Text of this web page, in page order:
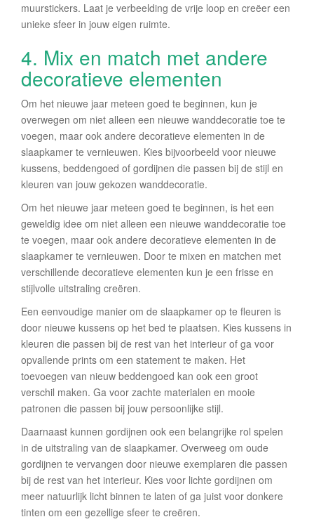
muurstickers. Laat je verbeelding de vrije loop en creëer een
unieke sfeer in jouw eigen ruimte.
4. Mix en match met andere
decoratieve elementen
Om het nieuwe jaar meteen goed te beginnen, kun je
overwegen om niet alleen een nieuwe wanddecoratie toe te
voegen, maar ook andere decoratieve elementen in de
slaapkamer te vernieuwen. Kies bijvoorbeeld voor nieuwe
kussens, beddengoed of gordijnen die passen bij de stijl en
kleuren van jouw gekozen wanddecoratie.
Om het nieuwe jaar meteen goed te beginnen, is het een
geweldig idee om niet alleen een nieuwe wanddecoratie toe
te voegen, maar ook andere decoratieve elementen in de
slaapkamer te vernieuwen. Door te mixen en matchen met
verschillende decoratieve elementen kun je een frisse en
stijlvolle uitstraling creëren.
Een eenvoudige manier om de slaapkamer op te fleuren is
door nieuwe kussens op het bed te plaatsen. Kies kussens in
kleuren die passen bij de rest van het interieur of ga voor
opvallende prints om een statement te maken. Het
toevoegen van nieuw beddengoed kan ook een groot
verschil maken. Ga voor zachte materialen en mooie
patronen die passen bij jouw persoonlijke stijl.
Daarnaast kunnen gordijnen ook een belangrijke rol spelen
in de uitstraling van de slaapkamer. Overweeg om oude
gordijnen te vervangen door nieuwe exemplaren die passen
bij de rest van het interieur. Kies voor lichte gordijnen om
meer natuurlijk licht binnen te laten of ga juist voor donkere
tinten om een gezellige sfeer te creëren.